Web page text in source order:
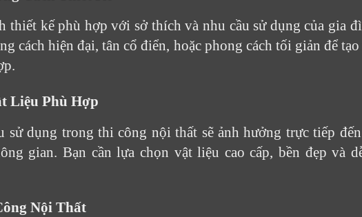
thiết kế phù hợp với sở thích và nhu cầu sử dụng của gia
cách hiện đại, tân cổ điển, hoặc phong cách tối giản để
Liệu Phù Hợp
sử dụng trong thi công nội thất sẽ ảnh hưởng trực tiếp
gian. Bạn cần lựa chọn vật liệu cao cấp, bền đẹp và
Nội Thất